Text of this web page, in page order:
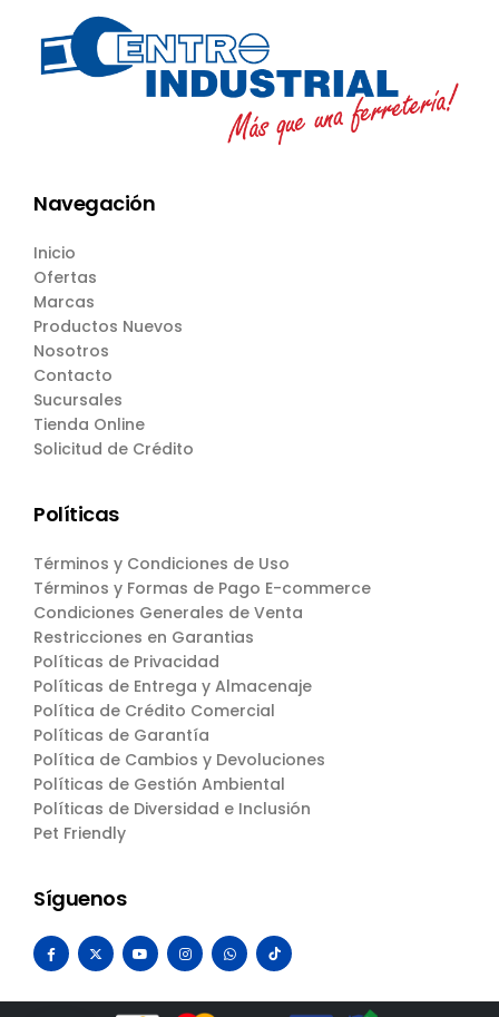
Navegación
Inicio
Ofertas
Marcas
Productos Nuevos
Nosotros
Contacto
Sucursales
Tienda Online
Solicitud de Crédito
Políticas
Términos y Condiciones de Uso
Términos y Formas de Pago E-commerce
Condiciones Generales de Venta
Restricciones en Garantias
Políticas de Privacidad
Políticas de Entrega y Almacenaje
Política de Crédito Comercial
Políticas de Garantía
Política de Cambios y Devoluciones
Políticas de Gestión Ambiental
Políticas de Diversidad e Inclusión
Pet Friendly
Síguenos